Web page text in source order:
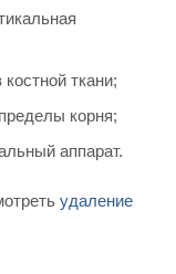
ткани;
корня;
аппарат.
удаление